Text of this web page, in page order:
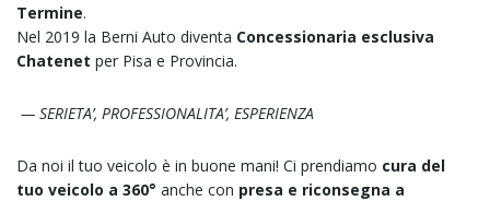
Termine.
Nel 2019 la Berni Auto diventa Concessionaria esclusiva
Chatenet per Pisa e Provincia.
— SERIETA’, PROFESSIONALITA’, ESPERIENZA
Da noi il tuo veicolo è in buone mani! Ci prendiamo cura del
tuo veicolo a 360° anche con presa e riconsegna a